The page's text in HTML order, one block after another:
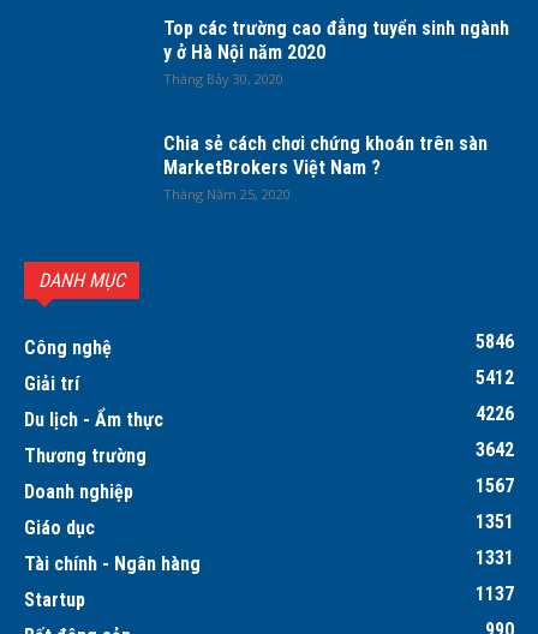
Top các trường cao đẳng tuyển sinh ngành
y ở Hà Nội năm 2020
Tháng Bảy 30, 2020
Chia sẻ cách chơi chứng khoán trên sàn
MarketBrokers Việt Nam ?
Tháng Năm 25, 2020
DANH MỤC
Công nghệ
5846
Giải trí
5412
Du lịch - Ẩm thực
4226
Thương trường
3642
Doanh nghiệp
1567
Giáo dục
1351
Tài chính - Ngân hàng
1331
Startup
1137
990